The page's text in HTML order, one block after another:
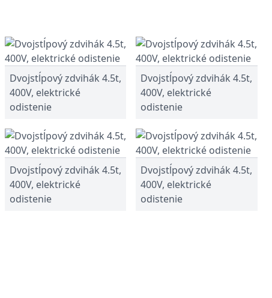
Dvojstĺpový zdvihák 4.5t,
400V, elektrické
odistenie
Dvojstĺpový zdvihák 4.5t,
400V, elektrické
odistenie
Dvojstĺpový zdvihák 4.5t,
400V, elektrické
odistenie
Dvojstĺpový zdvihák 4.5t,
400V, elektrické
odistenie